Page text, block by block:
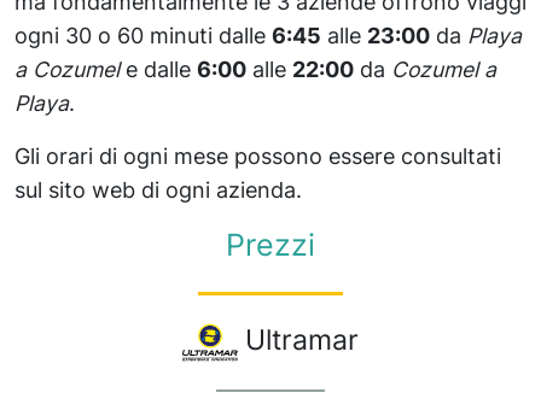
ogni 30 o 60 minuti dalle 6:45 alle 23:00 da Playa
a Cozumele dalle 6:00 alle 22:00 da Cozumel a
Playa.
Gli orari di ogni mese possono essere consultati
sul sito web di ogni azienda.
Prezzi
Ultramar